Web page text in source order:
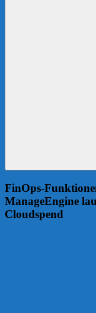
FinOps-
ManageEngine
Cloudspend